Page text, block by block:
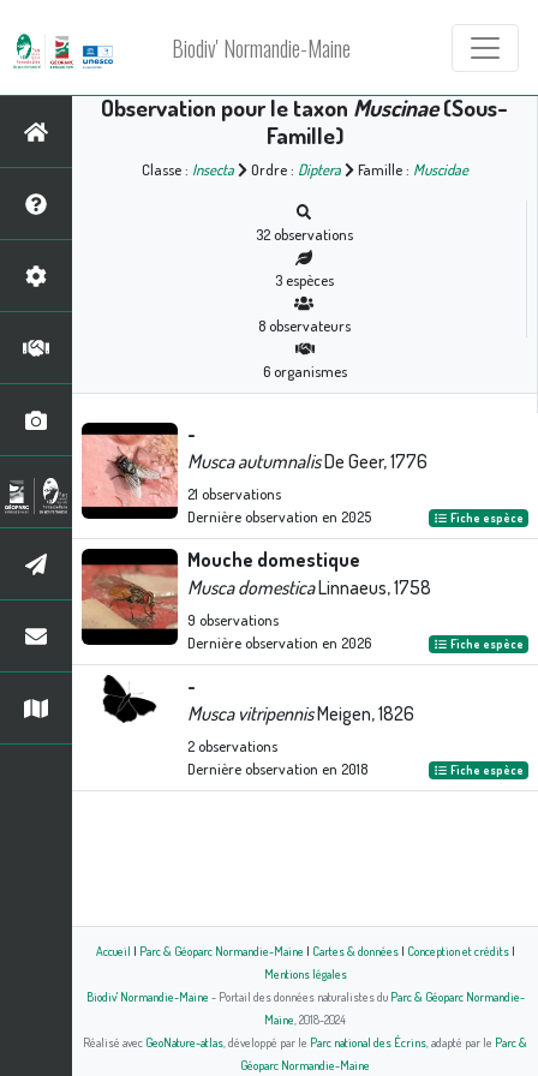
Biodiv' Normandie-Maine
Observation pour le taxon Muscinae(Sous-
Famille)
Classe : Insecta Ordre : Diptera Famille : Muscidae
32observations
3espèces
8observateurs
6organismes
-
Musca autumnalisDe Geer, 1776
21 observations
Dernière observation en 2025 Fiche espèce
Mouche domestique
Musca domesticaLinnaeus, 1758
9 observations
Dernière observation en 2026 Fiche espèce
-
Musca vitripennisMeigen, 1826
2observations
Dernière observation en 2018 Fiche espèce
Accueil | Parc & Géoparc Normandie-Maine | Cartes & données| Conception et crédits|
Mentions légales
Biodiv' Normandie-Maine - Portail des données naturalistes du Parc & Géoparc Normandie-
Maine , 2018-2024
Réalisé avec GeoNature-atlas , développé par le Parc national des Écrins , adapté par le Parc &
Géoparc Normandie-Maine